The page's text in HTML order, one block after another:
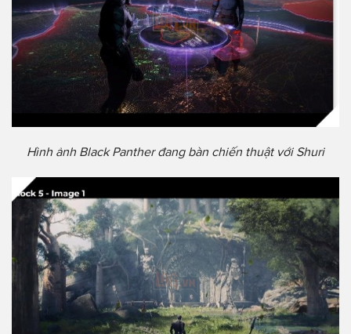
Hình ảnh Black Panther đang bàn chiến thuật với Shuri